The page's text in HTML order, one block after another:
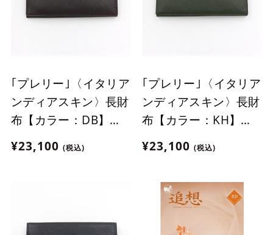
｢プレリー｣〈イタリア
ンディアスキン〉長財
布【カラー：DB】
［NP17014］
¥23,100 (税込)
｢プレリー｣〈イタリア
ンディアスキン〉長財
布【カラー：KH】
［NP17014］
¥23,100 (税込)